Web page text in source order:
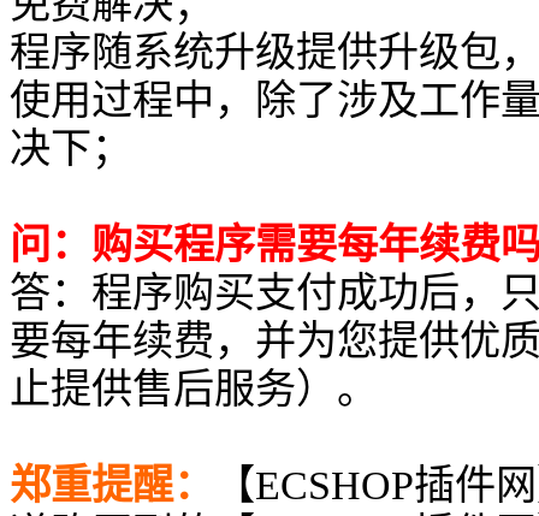
程序随系统升级提供升级包
使用过程中，除了涉及工作
决下；
问：购买程序需要每年续费
答：程序购买支付成功后，
要每年续费，并为您提供优
止提供售后服务）。
郑重提醒：
【ECSHOP插件